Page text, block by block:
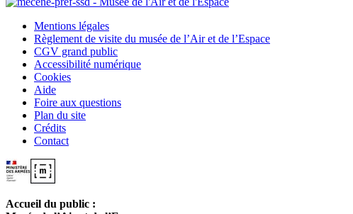
Mentions légales
Règlement de visite du musée de l’Air et de l’Espace
CGV grand public
Accessibilité numérique
Cookies
Aide
Foire aux questions
Plan du site
Crédits
Contact
Accueil du public :